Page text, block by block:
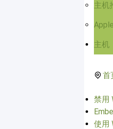
主机
Apple
主机
首
禁用
使用